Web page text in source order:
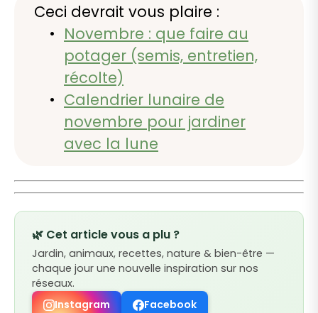
Ceci devrait vous plaire :
Novembre : que faire au
potager (semis, entretien,
récolte)
Calendrier lunaire de
novembre pour jardiner
avec la lune
🌿 Cet article vous a plu ?
Jardin, animaux, recettes, nature & bien-être —
chaque jour une nouvelle inspiration sur nos
réseaux.
Instagram
Facebook